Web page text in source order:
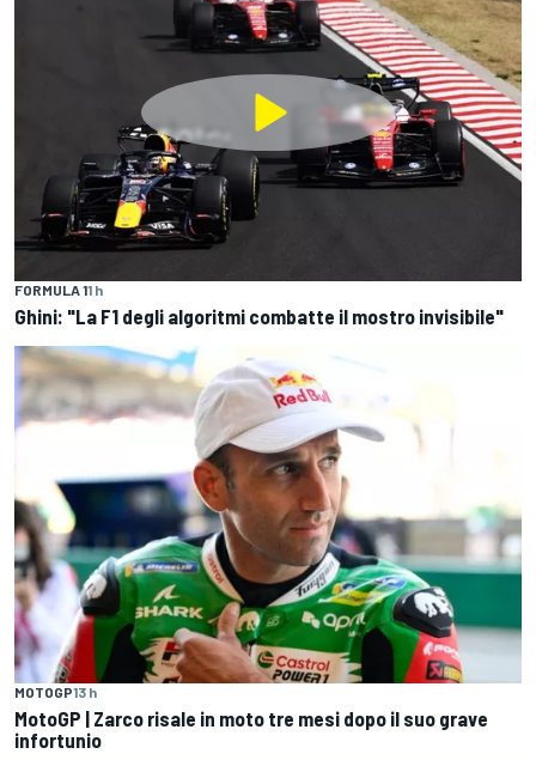
FORMULA 11 h
Ghini: "La F1 degli algoritmi combatte il mostro invisibile"
MOTOGP13 h
MotoGP | Zarco risale in moto tre mesi dopo il suo grave
infortunio